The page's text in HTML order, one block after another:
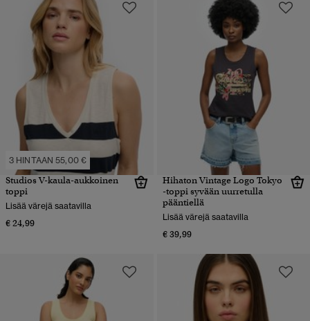
3 HINTAAN 55,00 €
Studios V-kaula-aukkoinen
toppi
Lisää värejä saatavilla
€ 24,99
Hihaton Vintage Logo Tokyo
-toppi syvään uurretulla
pääntiellä
Lisää värejä saatavilla
€ 39,99